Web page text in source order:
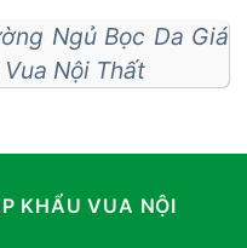
Ngủ Bọc Da Giá
Nội Thất
KHẨU VUA NỘI